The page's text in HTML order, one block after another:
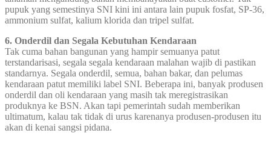
pupuk yang semestinya SNI kini ini antara lain pupuk fosfat, SP-36,
ammonium sulfat, kalium klorida dan tripel sulfat.
6. Onderdil dan Segala Kebutuhan Kendaraan
Tak cuma bahan bangunan yang hampir semuanya patut
terstandarisasi, segala segala kendaraan malahan wajib di pastikan
standarnya. Segala onderdil, semua, bahan bakar, dan pelumas
kendaraan patut memiliki label SNI. Beberapa ini, banyak produsen
onderdil dan oli kendaraan yang masih tak meregistrasikan
produknya ke BSN. Akan tapi pemerintah sudah memberikan
ultimatum, kalau tak tidak di urus karenanya produsen-produsen itu
akan di kenai sangsi pidana.